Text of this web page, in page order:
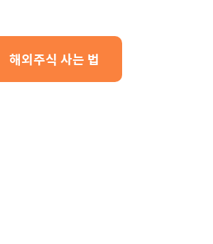
해외주식 사는 법